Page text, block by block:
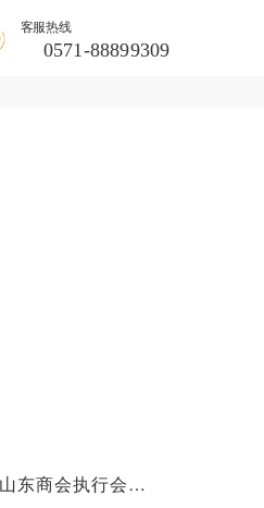
0571-88899309
客服热线
2023年9月25日，浙江省山东商会执行会长兼秘书长范海亮率队考察聚邦集团